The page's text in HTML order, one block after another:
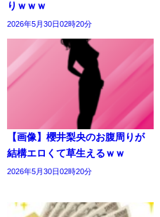
りｗｗｗ
2026年5月30日02時20分
【画像】櫻井梨央のお腹周りが
結構エロくて草生えるｗｗ
2026年5月30日02時20分